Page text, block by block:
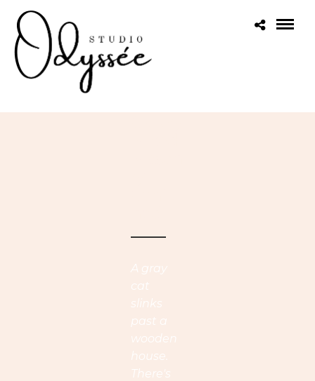
A gray
cat
slinks
past a
wooden
house.
There's